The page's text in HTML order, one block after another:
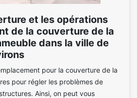
et les opérations
de la couverture de la
dans la ville de
pour la couverture de la
pour régler les problèmes de
Ainsi, on peut vous